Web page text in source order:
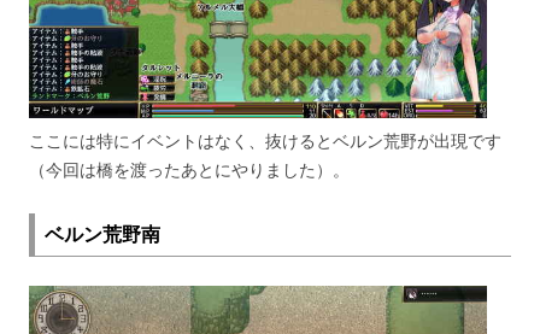
ここには特にイベントはなく、抜けるとベルン荒野が出現です
（今回は橋を渡ったあとにやりました）。
ベルン荒野南